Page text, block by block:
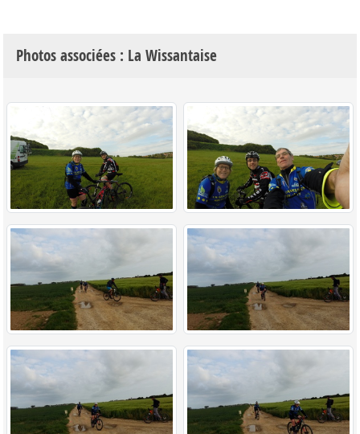
Photos associées : La Wissantaise